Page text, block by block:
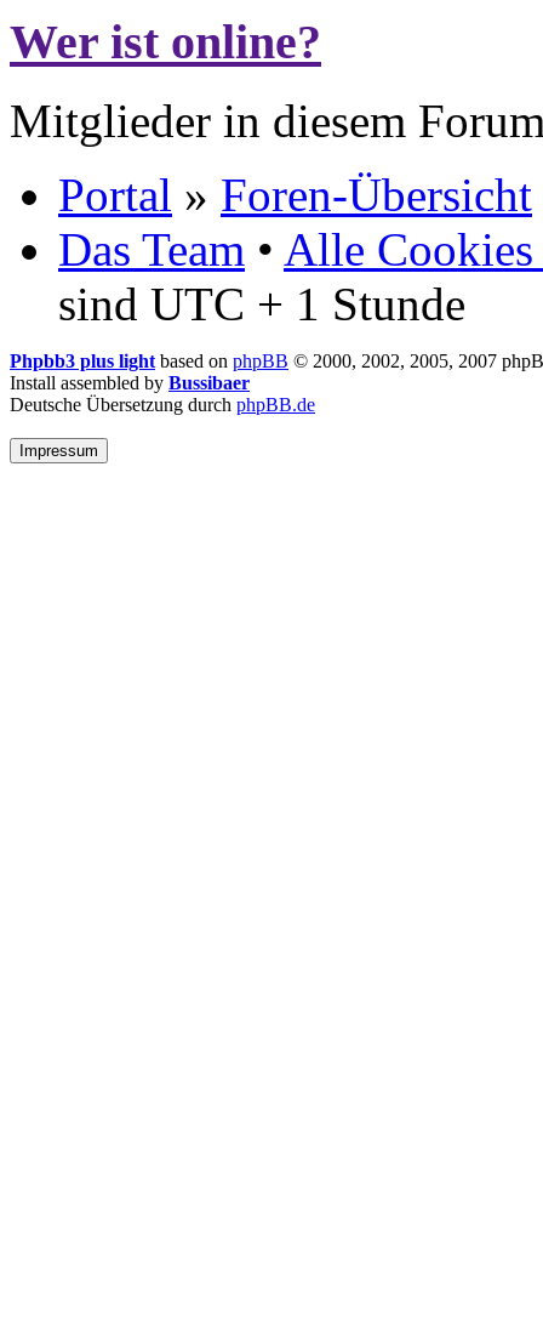
Wer ist online?
Mitglieder in diesem
Portal » Foren-Übersicht
Das Team • Alle Cookies
sind UTC + 1 Stunde
Phpbb3 plus light based on phpBB © 2000, 2002, 2005, 2007
Install assembled by Bussibaer
Deutsche Übersetzung durch phpBB.de